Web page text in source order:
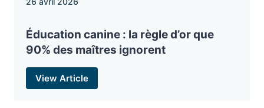
Éducation canine : la règle d’or que
90% des maîtres ignorent
View Article